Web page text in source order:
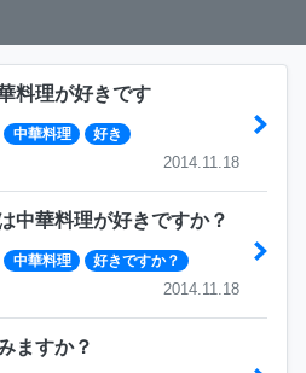
料理が好きです
中華料理 好き
2014.11.18
中華料理が好きですか？
中華料理 好きですか？
2014.11.18
ますか？